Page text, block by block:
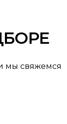
мы свяжемся